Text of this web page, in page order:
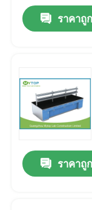
ราคาถู
ราคาถู